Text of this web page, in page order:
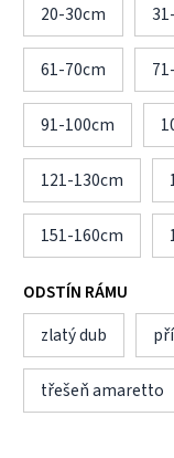
20-30cm
61-70cm
91-100cm
121-130cm
151-160cm
ODSTÍN RÁMU
zlatý dub
třešeň amaretto